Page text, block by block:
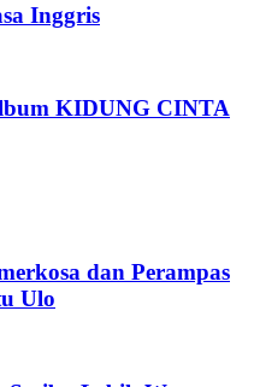
Inggris
KIDUNG CINTA
dan Perampas
Ulo